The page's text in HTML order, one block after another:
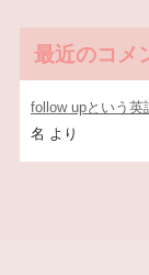
最近のコメ
follow upという英
名 より